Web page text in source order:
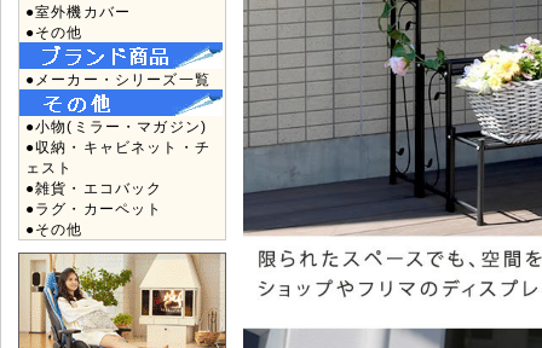
●室外機カバー
●その他
●メーカー・シリーズ一覧
●小物(ミラー・マガジン)
●収納・キャビネット・チ
ェスト
●雑貨・エコバック
●ラグ・カーペット
●その他